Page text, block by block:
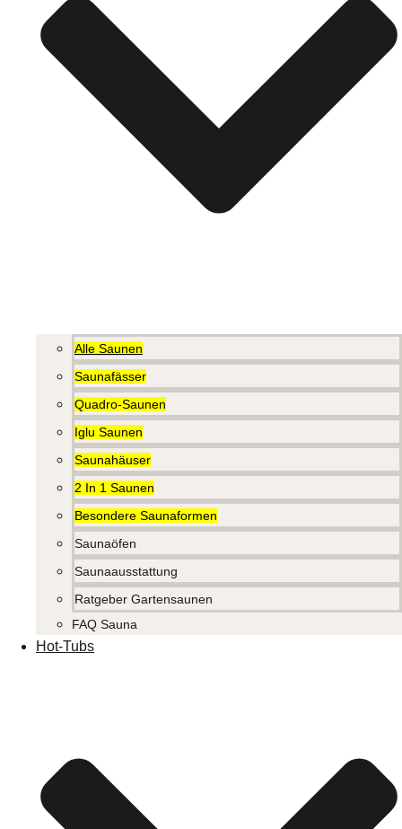
Alle Saunen
Saunafässer
Quadro-Saunen
Iglu Saunen
Saunahäuser
2 In 1 Saunen
Besondere Saunaformen
Saunaöfen
Saunaausstattung
Ratgeber Gartensaunen
FAQ Sauna
Hot-Tubs